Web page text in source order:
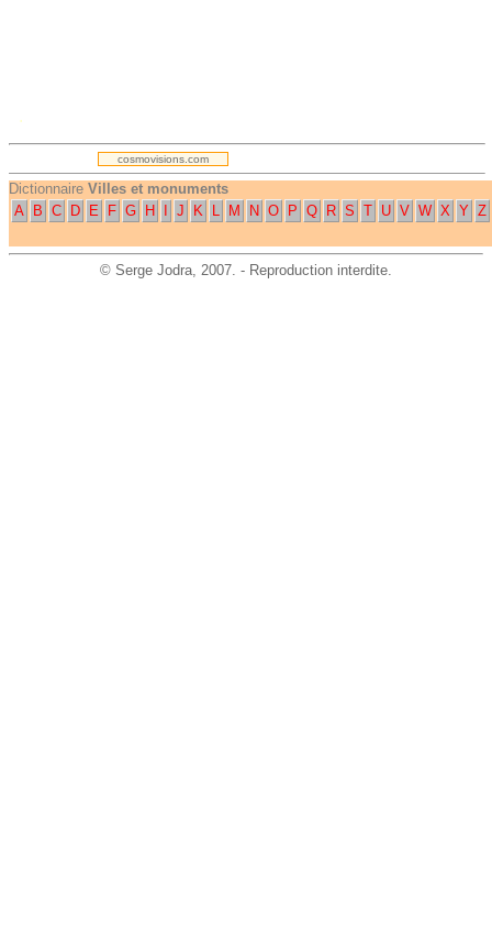
.
cosmovisions.com
Dictionnaire Villes et monuments
A
B C D E F G H J K L M N O P Q R S T U V W X Y Z
© Serge Jodra, 2007. - Reproduction interdite.